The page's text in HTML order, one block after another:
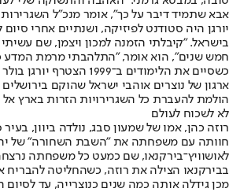
אבא שתמיד דיבר על כך", אומר מנכ"ל השגרירות
יורגן היה סטודנט לפיזיקה, ושנתיים אחרי סיום
בישראל. "קיבלתי הזמנה למכון ויצמן, שם
חמש שנים", הוא אומר, "התלהבתי מרמת המדע
כשסיים את הלימודים ב־1999
הולמת להעברת כל השגרירויות הזרות בארץ אל
לא לשכוח לעולם
רוזה כהן, אמו של שמעון סבג, נולדה ביוון,
חוותה עם משפחתה את "השבת השחורה" של
לאושוויץ־בירקנאו, שם כמעט כל משפחתה
בבירקנאו הצילה את רוזה, כשהחליטה
מכן גידלה אותה כמה שנים כנוצרייה, עד